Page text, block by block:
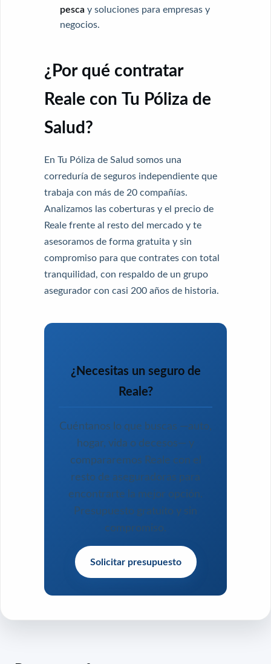
pesca y soluciones para empresas y
negocios.
¿Por qué contratar
Reale con Tu Póliza de
Salud?
En Tu Póliza de Salud somos una
correduría de seguros independiente que
trabaja con más de 20 compañías.
Analizamos las coberturas y el precio de
Reale frente al resto del mercado y te
asesoramos de forma gratuita y sin
compromiso para que contrates con total
tranquilidad, con respaldo de un grupo
asegurador con casi 200 años de historia.
¿Necesitas un seguro de
Reale?
Cuéntanos lo que buscas —auto,
hogar, vida o decesos— y
compararemos Reale con el
resto de aseguradoras para
encontrarte la mejor opción.
Presupuesto gratuito y sin
compromiso.
Solicitar presupuesto